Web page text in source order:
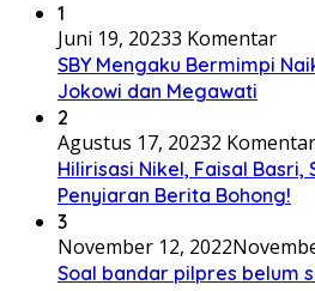
1
Juni 19, 20233 Komentar
SBY Mengaku Bermimpi
Jokowi dan Megawati
2
Agustus 17, 20232 Komentar
Hilirisasi Nikel, Faisal Basri,
Penyiaran Berita Bohong!
3
November 12, 2022
Soal bandar pilpres belum